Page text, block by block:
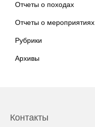
Отчеты о походах
Отчеты о мероприятиях
Рубрики
Архивы
Контакты